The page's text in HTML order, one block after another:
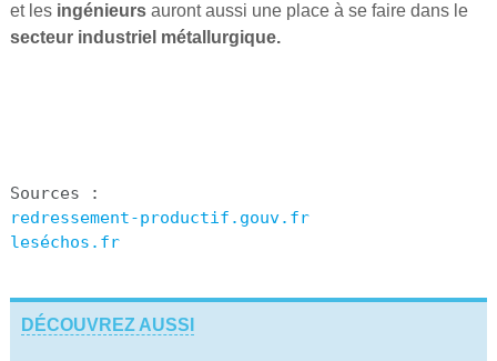
et lesingénieursauront aussi une place à se faire dans le
secteur industriel métallurgique.
Sources :
redressement-productif.gouv.fr
leséchos.fr
DÉCOUVREZ AUSSI